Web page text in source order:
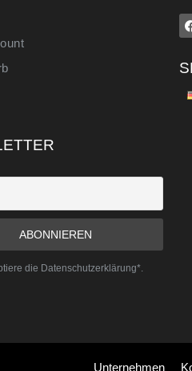
die Datenschutzerklärung*.
Unternehmen